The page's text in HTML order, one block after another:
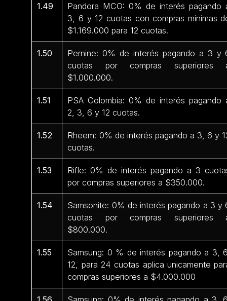
1.49
Pandora MCO: 0% de interés pagando
3, 6 y 12 cuotas con compras mínimas
$1.169.000 para 12 cuotas.
1.50
Pernine: 0% de interés pagando a 3 y
cuotas por compras superiores
$1.000.000.
1.51
PSA Colombia: 0% de interés pagando
2, 3, 6 y 12 cuotas.
1.52
Rheem: 0% de interés pagando a 3, 6 y
cuotas.
1.53
Rifle: 0% de interés pagando a 3
por compras superiores a $350.000.
1.54
Samsonite: 0% de interés pagando a 3 y
cuotas por compras superiores
$800.000.
1.55
Samsung: 0 % de interés pagando a 3,
12, para 24 cuotas aplica unicamente
compras superiores a $4.000.000